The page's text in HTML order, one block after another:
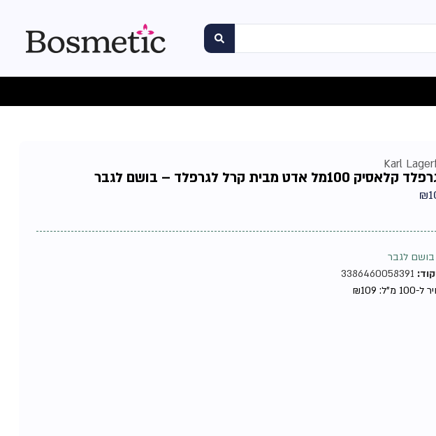
Karl
100מל אדט מבית קרל לגרפלד – בושם לגבר
₪
לגבר
100 מ"ל:
₪109